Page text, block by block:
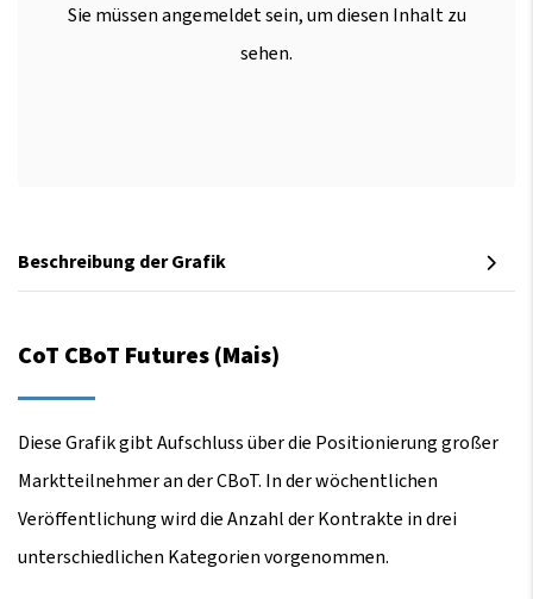
Sie müssen angemeldet sein, um diesen Inhalt zu
sehen.
Beschreibung der Grafik
CoT CBoT Futures (Mais)
Diese Grafik gibt Aufschluss über die Positionierung großer
Marktteilnehmer an der CBoT. In der wöchentlichen
Veröffentlichung wird die Anzahl der Kontrakte in drei
unterschiedlichen Kategorien vorgenommen.